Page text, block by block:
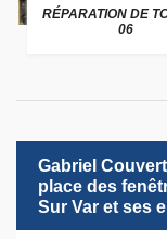
RÉPARATION DE
06
Gabriel
place des
Sur Var et ses